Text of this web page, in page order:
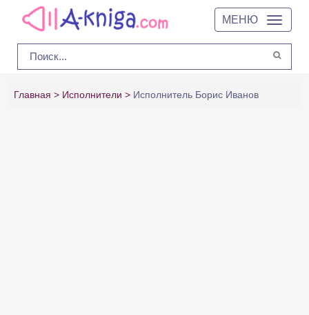
МЕНЮ
Главная Исполнители Исполнитель Борис Иванов